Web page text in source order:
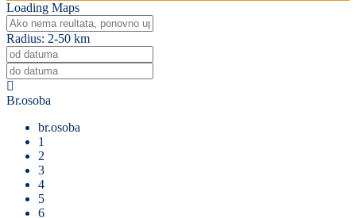
Loading Maps
Radius: 2-50 km
Br.osoba
br.osoba
1
2
3
4
5
6